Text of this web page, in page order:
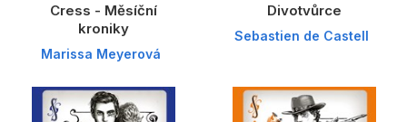
Cress - Měsíční
kroniky
Marissa Meyerová
Divotvůrce
Sebastien de Castell